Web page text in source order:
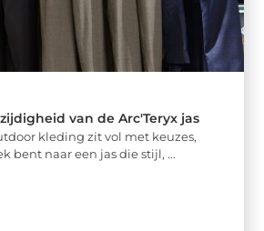
van de Arc'Teryx jas
kleding zit vol met keuzes,
bent naar een jas die stijl, ...